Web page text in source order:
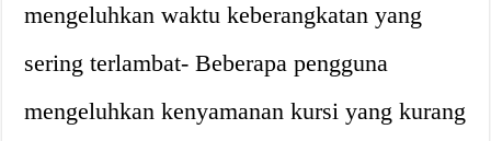
mengeluhkan waktu keberangkatan yang
sering terlambat- Beberapa pengguna
mengeluhkan kenyamanan kursi yang kurang